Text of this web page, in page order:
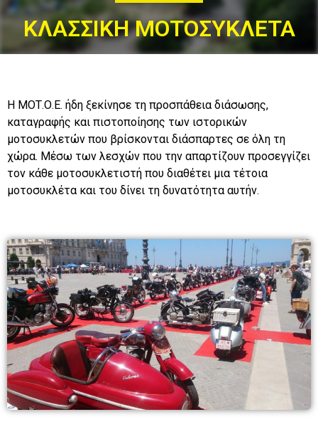
ΚΛΑΣΣΙΚΗ ΜΟΤΟΣΥΚΛΕΤΑ
Η ΜΟΤ.Ο.Ε. ήδη ξεκίνησε τη προσπάθεια διάσωσης,
καταγραφής και πιστοποίησης των ιστορικών
μοτοσυκλετών που βρίσκονται διάσπαρτες σε όλη τη
χώρα. Μέσω των λεσχών που την απαρτίζουν προσεγγίζει
τον κάθε μοτοσυκλετιστή που διαθέτει μια τέτοια
μοτοσυκλέτα και του δίνει τη δυνατότητα αυτήν.